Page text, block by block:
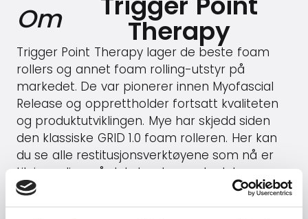
Om Therapy
Trigger Point Therapy lager de beste foam
rollers og annet foam rolling-utstyr på
markedet. De var pionerer innen Myofascial
Release og opprettholder fortsatt kvaliteten
og produktutviklingen. Mye har skjedd siden
den klassiske GRID 1.0 foam rolleren. Her kan
du se alle restitusjonsverktøyene som nå er
tilgjengelige på det danske markedet.
Gå tilTrigger Point Therapy's hjemmeside